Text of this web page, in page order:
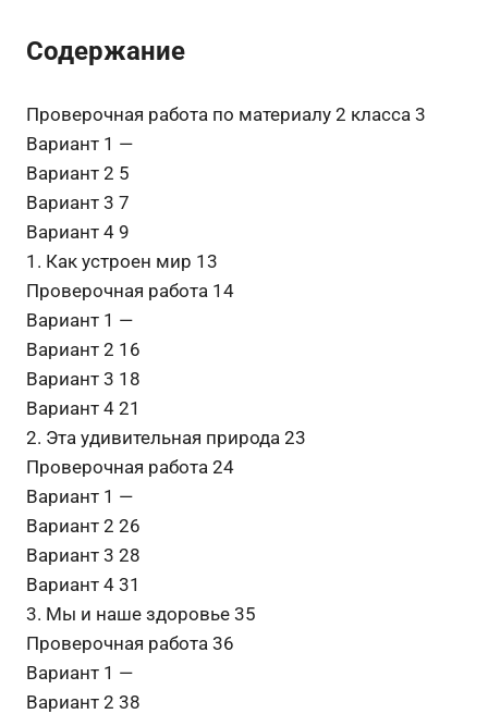
Содержание
Проверочная работа по материалу 2 класса 3
Вариант 1 —
Вариант 2 5
Вариант 3 7
Вариант 4 9
1. Как устроен мир 13
Проверочная работа 14
Вариант 1 —
Вариант 2 16
Вариант 3 18
Вариант 4 21
2. Эта удивительная природа 23
Проверочная работа 24
Вариант 1 —
Вариант 2 26
Вариант 3 28
Вариант 4 31
3. Мы и наше здоровье 35
Проверочная работа 36
Вариант 1 —
Вариант 2 38